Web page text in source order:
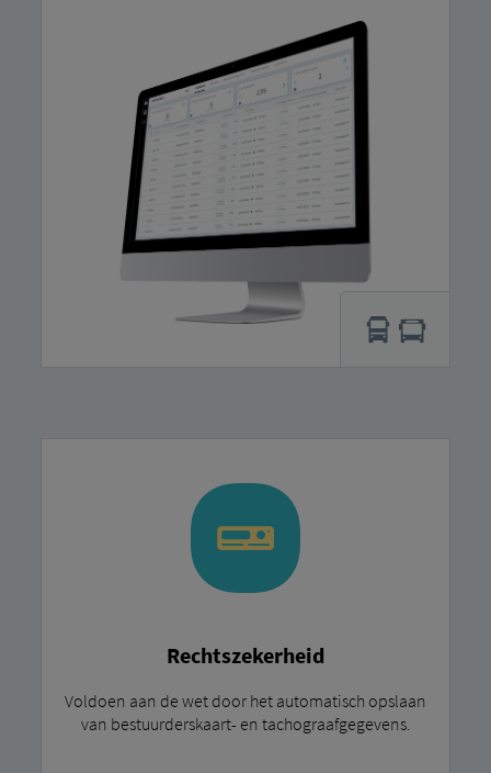
Rechtszekerheid
Voldoen aan de wet door het automatisch opslaan
van bestuurderskaart- en tachograafgegevens.